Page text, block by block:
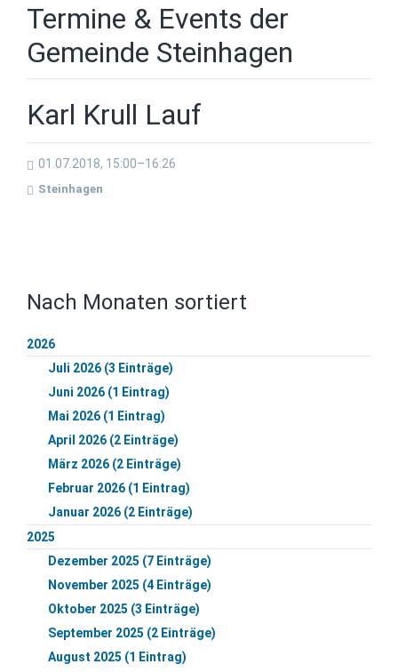
Termine & Events der
Gemeinde Steinhagen
Karl Krull Lauf
01.07.2018, 15:00–16:26
Steinhagen
Nach Monaten sortiert
2026
Juli 2026 (3 Einträge)
Juni 2026 (1 Eintrag)
Mai 2026 (1 Eintrag)
April 2026 (2 Einträge)
März 2026 (2 Einträge)
Februar 2026 (1 Eintrag)
Januar 2026 (2 Einträge)
2025
Dezember 2025 (7 Einträge)
November 2025 (4 Einträge)
Oktober 2025 (3 Einträge)
September 2025 (2 Einträge)
August 2025 (1 Eintrag)